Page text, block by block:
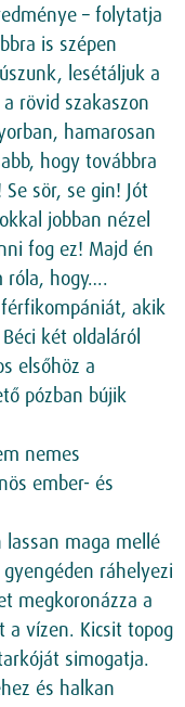
– folytatja
is szépen
lesétáljuk a
rövid szakaszon
hamarosan
hogy továbbra
sör, se gin! Jót
jobban nézel
fog ez! Majd én
róla, hogy….
akik
két oldaláról
elsőhöz a
pózban bújik
nemes
ember- és
lassan maga mellé
ráhelyezi
megkoronázza a
vízen. Kicsit topog
simogatja.
és halkan